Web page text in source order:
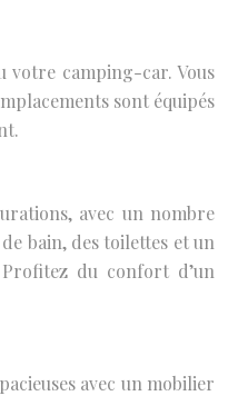
votre camping-car. Vous
sont équipés
avec un nombre
bain, des toilettes et un
du confort d’un
avec un mobilier